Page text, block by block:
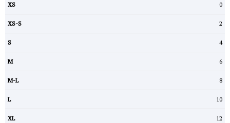
0
2
4
6
8
10
12